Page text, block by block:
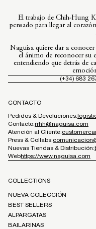
El trabajo de Chih-Hung
pensado para llegar al
Naguisa quiere dar a
el ánimo de reconocer su
entendiendo que detrás de
(+34) 683
CONTACTO
Pedidos & Devoluciones:
Contacto:rrhh@naguisa.com
Atención al Cliente:
Press & Collabs:
Nuevas Tiendas & Distribución:
Webhttps://www.naguisa.com
COLLECTIONS
NUEVA COLECCIÓN
BEST SELLERS
ALPARGATAS
BAILARINAS